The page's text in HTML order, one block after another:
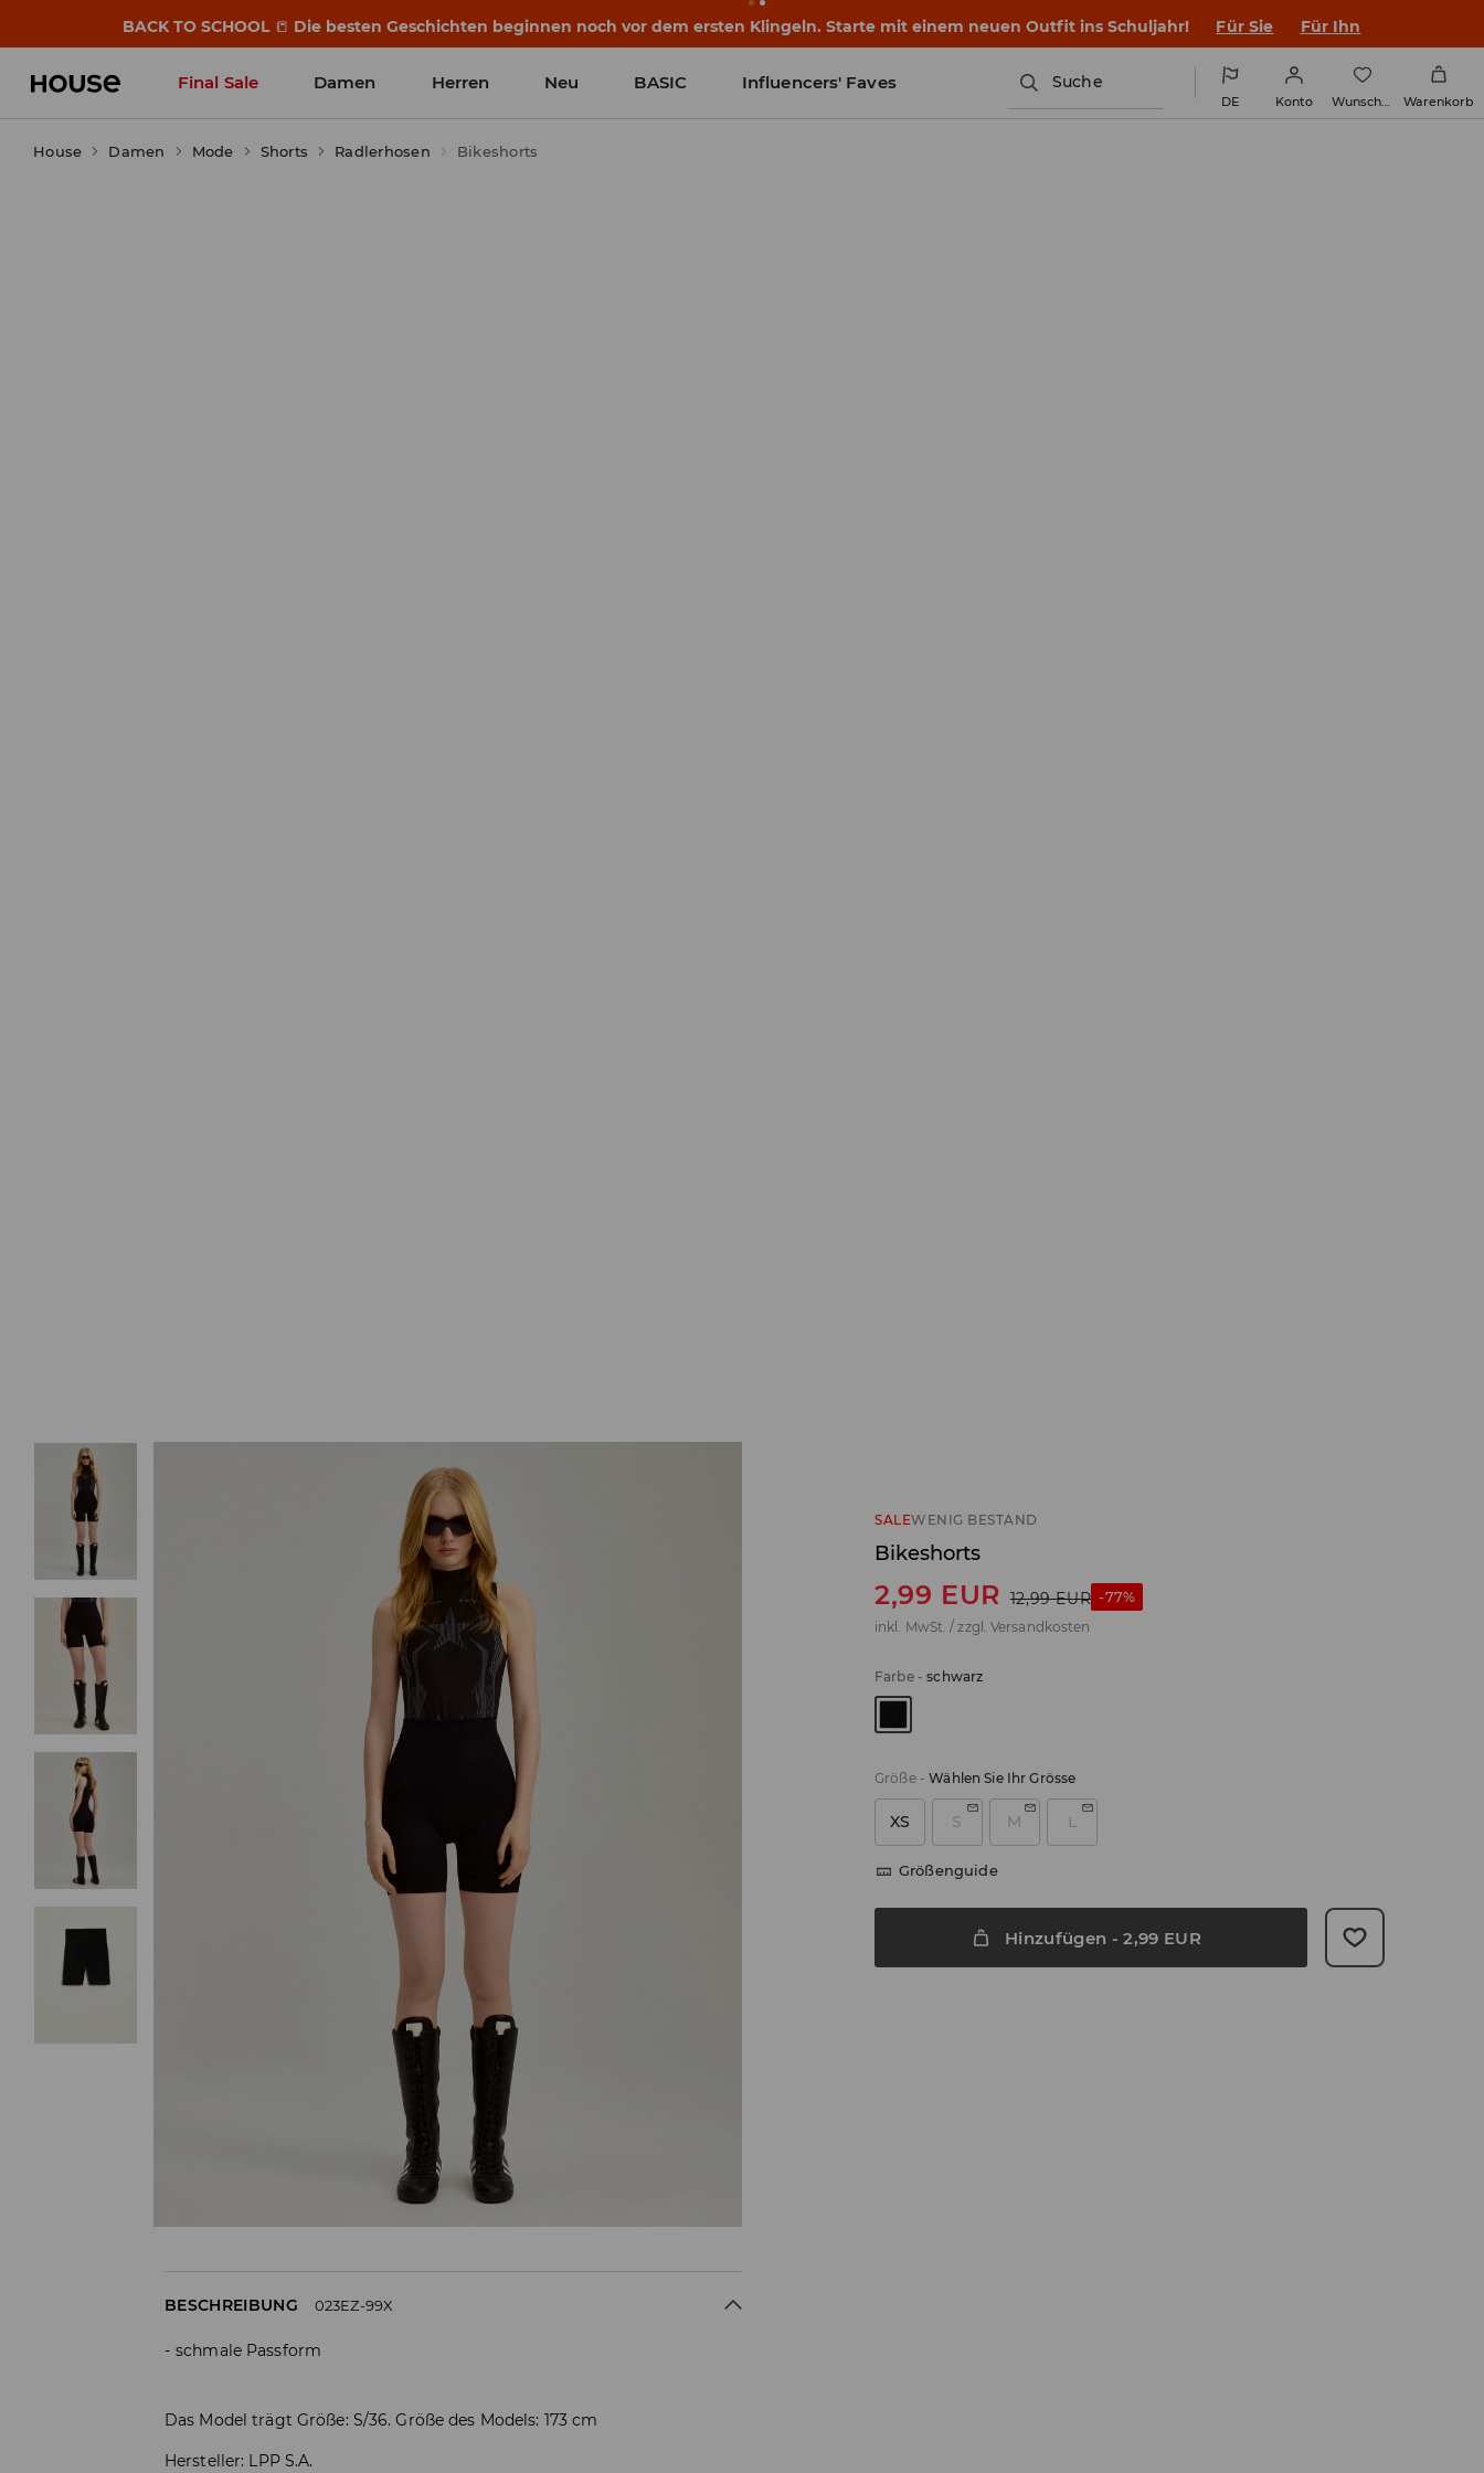
BACK TO SCHOOL 📒 Die besten Geschichten beginnen noch vor dem ersten Klingeln. Starte mit einem neuen Outfit ins Schuljahr! Für Sie Für Ihn
Final Sale Damen Herren Neu BASIC Influencers' Faves Suche
DE Konto Wunschliste Warenkorb
House Damen Mode Shorts Radlerhosen Bikeshorts
SALEWENIG BESTAND
Bikeshorts
2,99 EUR 12,99 EUR -77%
inkl. MwSt. / zzgl. Versandkosten
Farbe-schwarz
Größe-Wählen Sie Ihr Grösse
XS S M L
Größenguide
Hinzufügen -2,99 EUR
BESCHREIBUNG 023EZ-99X
schmale Passform
Das Model trägt Größe: S/36. Größe des Models: 173 cm
Hersteller: LPP S.A.